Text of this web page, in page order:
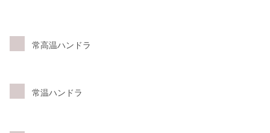
常高温ハンドラ
常温ハンドラ